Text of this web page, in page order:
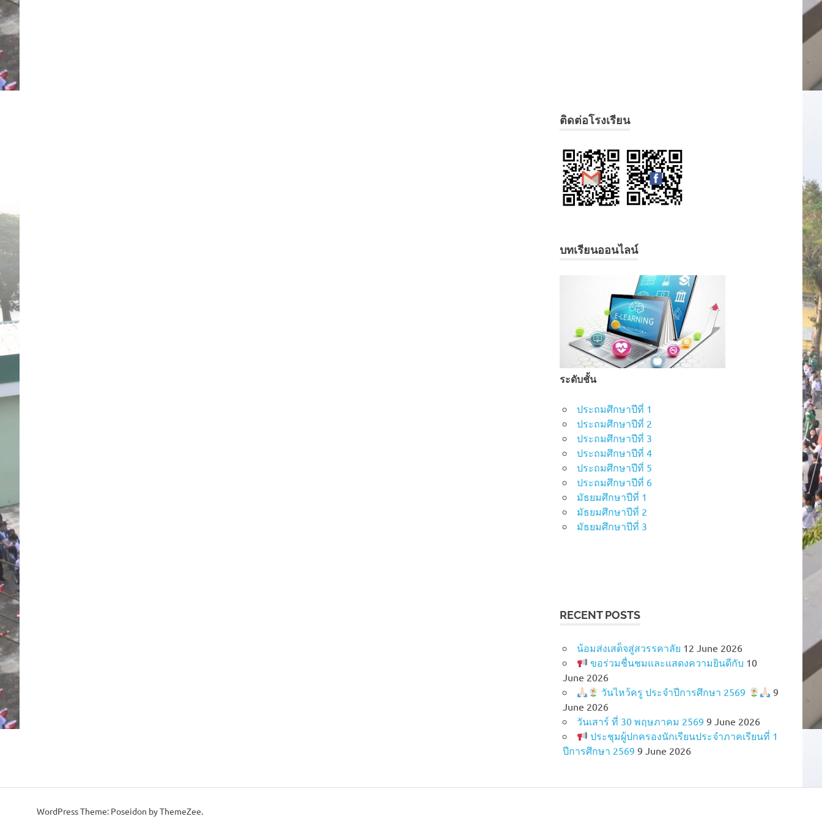
ติดต่อโรงเรียน
บทเรียนออนไลน์
ระดับชั้น
ประถมศึกษาปีที่ 1
ประถมศึกษาปีที่ 2
ประถมศึกษาปีที่ 3
ประถมศึกษาปีที่ 4
ประถมศึกษาปีที่ 5
ประถมศึกษาปีที่ 6
มัธยมศึกษาปีที่ 1
มัธยมศึกษาปีที่ 2
มัธยมศึกษาปีที่ 3
RECENT POSTS
น้อมส่งเสด็จสู่สวรรคาลัย 12 June 2026
ขอร่วมชื่นชมและแสดงความยินดีกับ 10
June 2026
วันไหว้ครู ประจำปีการศึกษา 2569
9
June 2026
วันเสาร์ ที่ 30 พฤษภาคม 2569 9 June 2026
ประชุมผู้ปกครองนักเรียนประจำภาคเรียนที่ 1
ปีการศึกษา 2569 9 June 2026
WordPress Theme: Poseidon by ThemeZee.